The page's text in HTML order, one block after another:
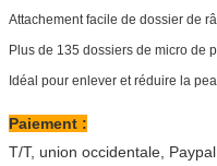
Attachement facile de dossier de
Plus de 135 dossiers de micro de
Idéal pour enlever et réduire la
Paiement :
T/T, union occidentale, Paypal